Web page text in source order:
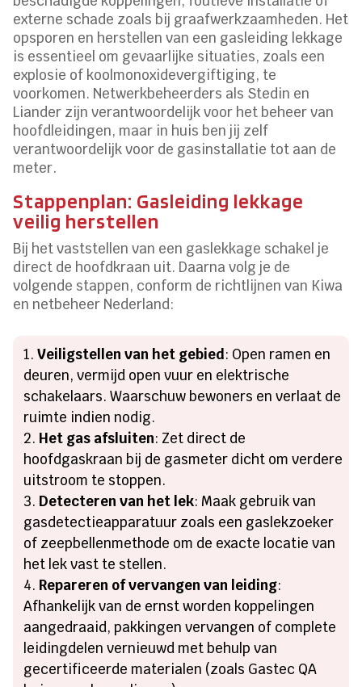
externe schade zoals bij graafwerkzaamheden. Het
opsporen en herstellen van een gasleiding lekkage
is essentieel om gevaarlijke situaties, zoals een
explosie of koolmonoxidevergiftiging, te
voorkomen. Netwerkbeheerders als Stedin en
Liander zijn verantwoordelijk voor het beheer van
hoofdleidingen, maar in huis ben jij zelf
verantwoordelijk voor de gasinstallatie tot aan de
meter.
Stappenplan: Gasleiding lekkage
veilig herstellen
Bij het vaststellen van een gaslekkage schakel je
direct de hoofdkraan uit. Daarna volg je de
volgende stappen, conform de richtlijnen van Kiwa
en netbeheer Nederland:
Veiligstellen van het gebied: Open ramen en
deuren, vermijd open vuur en elektrische
schakelaars. Waarschuw bewoners en verlaat de
ruimte indien nodig.
Het gas afsluiten: Zet direct de
hoofdgaskraan bij de gasmeter dicht om verdere
uitstroom te stoppen.
Detecteren van het lek: Maak gebruik van
gasdetectieapparatuur zoals een gaslekzoeker
of zeepbellenmethode om de exacte locatie van
het lek vast te stellen.
Repareren of vervangen van leiding:
Afhankelijk van de ernst worden koppelingen
aangedraaid, pakkingen vervangen of complete
leidingdelen vernieuwd met behulp van
gecertificeerde materialen (zoals Gastec QA